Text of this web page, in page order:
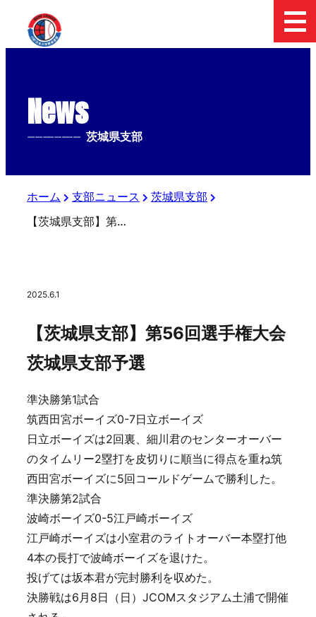
News
-------------- 茨城県支部
ホーム 支部ニュース
茨城県支部
【茨城県支部】第56回選手権大会茨城県支部予選
2025.6.1
【茨城県支部】第56回選手権大会
茨城県支部予選
準決勝第1試合
筑西田宮ボーイズ0-7日立ボーイズ
日立ボーイズは2回裏、細川君のセンターオーバー
のタイムリー2塁打を皮切りに順当に得点を重ね筑
西田宮ボーイズに5回コールドゲームで勝利した。
準決勝第2試合
波崎ボーイズ0-5江戸崎ボーイズ
江戸崎ボーイズは小室君のライトオーバー本塁打他
4本の長打で波崎ボーイズを退けた。
投げては坂本君が完封勝利を収めた。
決勝戦は6月8日（日）JCOMスタジアム土浦で開催